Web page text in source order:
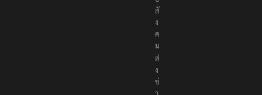
สั
ง
ค
ม
ส่
ง
ข่